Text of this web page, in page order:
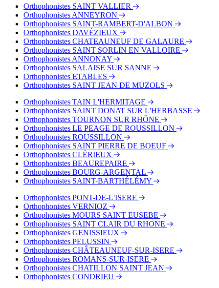
Orthophonistes SAINT VALLIER
Orthophonistes ANNEYRON
Orthophonistes SAINT-RAMBERT-D'ALBON
Orthophonistes DAVÉZIEUX
Orthophonistes CHATEAUNEUF DE GALAURE
Orthophonistes SAINT SORLIN EN VALLOIRE
Orthophonistes ANNONAY
Orthophonistes SALAISE SUR SANNE
Orthophonistes ETABLES
Orthophonistes SAINT JEAN DE MUZOLS
Orthophonistes TAIN L'HERMITAGE
Orthophonistes SAINT DONAT SUR L'HERBASSE
Orthophonistes TOURNON SUR RHÔNE
Orthophonistes LE PEAGE DE ROUSSILLON
Orthophonistes ROUSSILLON
Orthophonistes SAINT PIERRE DE BOEUF
Orthophonistes CLÉRIEUX
Orthophonistes BEAUREPAIRE
Orthophonistes BOURG-ARGENTAL
Orthophonistes SAINT-BARTHÉLÉMY
Orthophonistes PONT-DE-L'ISERE
Orthophonistes VERNIOZ
Orthophonistes MOURS SAINT EUSEBE
Orthophonistes SAINT CLAIR DU RHONE
Orthophonistes GENISSIEUX
Orthophonistes PELUSSIN
Orthophonistes CHÂTEAUNEUF-SUR-ISERE
Orthophonistes ROMANS-SUR-ISERE
Orthophonistes CHATILLON SAINT JEAN
Orthophonistes CONDRIEU